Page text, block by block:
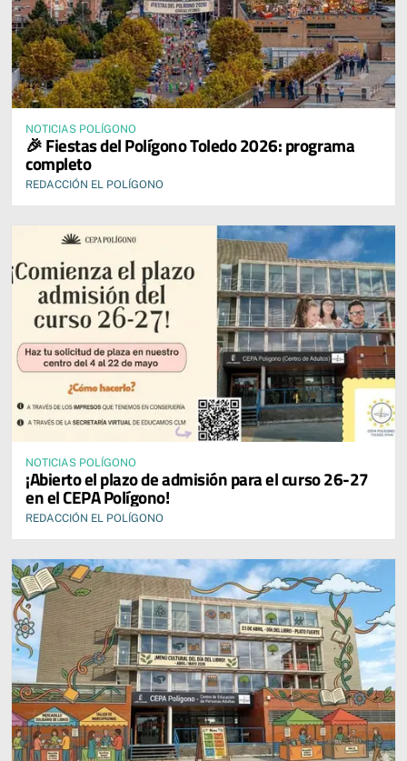
NOTICIAS POLÍGONO
🎉 Fiestas del Polígono Toledo 2026: programa
completo
REDACCIÓN EL POLÍGONO
NOTICIAS POLÍGONO
¡Abierto el plazo de admisión para el curso 26-27
en el CEPA Polígono!
REDACCIÓN EL POLÍGONO